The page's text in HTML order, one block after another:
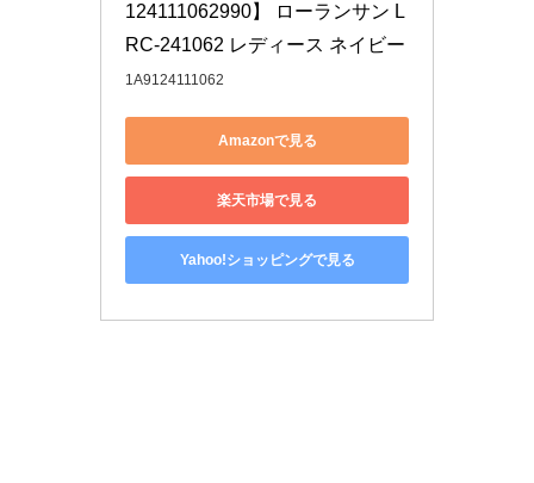
124111062990】 ローランサン L
RC-241062 レディース ネイビー
1A9124111062
Amazonで見る
楽天市場で見る
Yahoo!ショッピングで見る